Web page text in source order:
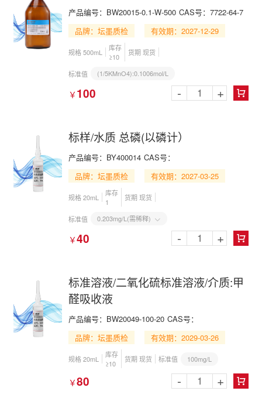
产品编号：BW20015-0.1-W-500 CAS号：7722-64-7
品牌：坛墨质检
有效期：2027-12-29
规格 500mL
库存
≥10
货期 现货
标准值 (1/5KMnO4):0.1006mol/L
￥ 100 
- +
标样/水质 总磷(以磷计）
产品编号：BY400014 CAS号：
品牌：坛墨质检
有效期：2027-03-25
规格 20mL
库存
1
货期 现货
标准值 0.203mg/L(需稀释) 
￥40 
- +
标准溶液/二氧化硫标准溶液/介质:甲
醛吸收液
产品编号：BW20049-100-20 CAS号：
品牌：坛墨质检
有效期：2029-03-26
规格 20mL
库存
≥10
货期 现货 标准值 100mg/L
￥80 
- +